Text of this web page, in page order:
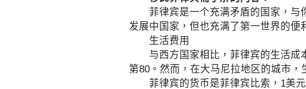
菲律宾是一个充满矛盾的国家，与
发展中国家，但也充满了第一世界的便
生活费用
与西方国家相比，菲律宾的生活成本
第80。然而，在大马尼拉地区的城市，
菲律宾的货币是菲律宾比索，1美元